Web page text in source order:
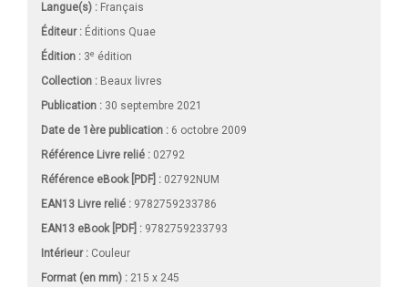
Langue(s) : Français
Éditeur : Éditions Quae
Édition : 3e édition
Collection : Beaux livres
Publication : 30 septembre 2021
Date de 1ère publication : 6 octobre 2009
Référence Livre relié : 02792
Référence eBook [PDF] : 02792NUM
EAN13 Livre relié : 9782759233786
EAN13 eBook [PDF] : 9782759233793
Intérieur : Couleur
Format (en mm) : 215 x 245